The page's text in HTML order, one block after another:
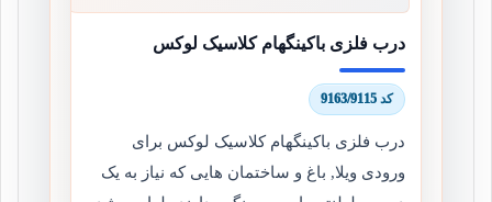
درب فلزی باکینگهام کلاسیک لوکس
کد 9163/9115
درب فلزی باکینگهام کلاسیک لوکس برای
ورودی ویلا, باغ و ساختمان هایی که نیاز به یک